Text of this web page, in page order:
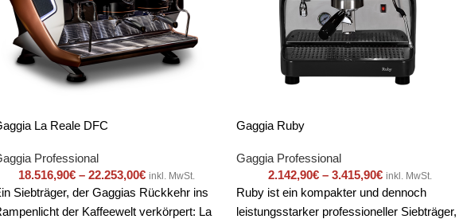
La Reale DFC
Professional
18.516,90€ –22.253,00€ inkl. MwSt.
Siebträger, der Gaggias Rückkehr ins
der Kaffeewelt verkörpert: La
Gaggia Ruby
Gaggia Professional
2.142,90€ – 3.415,90€ inkl. MwSt.
Ruby ist ein kompakter und dennoch
leistungsstarker professioneller Siebträger,